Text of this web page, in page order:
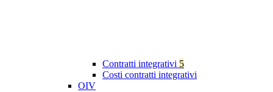
Contratti integrativi 5
Costi contratti integrativi
OIV